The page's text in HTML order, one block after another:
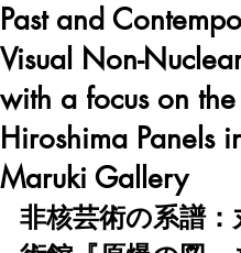
Past and
Visual Non-
with a focus on the
Hiroshima Panels
Maruki Gallery
非核芸術の系譜：